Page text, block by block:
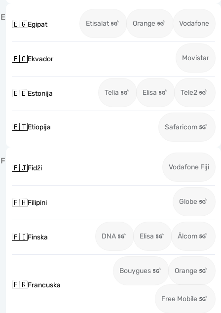
E
🇪🇬Egipat Etisalat Orange Vodafone
🇪🇨Ekvador Movistar
🇪🇪Estonija Telia Elisa Tele2
🇪🇹Etiopija Safaricom
F
🇫🇯Fidži Vodafone Fiji
🇵🇭Filipini Globe
🇫🇮Finska DNA Elisa Ålcom
🇫🇷Francuska
Bouygues Orange
Free Mobile